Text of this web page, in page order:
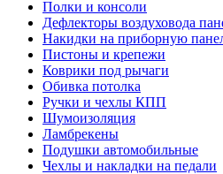
Полки и консоли
Дефлекторы воздуховода
Накидки на приборную
Пистоны и крепежи
Коврики под рычаги
Обивка потолка
Ручки и чехлы КПП
Шумоизоляция
Ламбрекены
Подушки автомобильные
Чехлы и накладки на педали